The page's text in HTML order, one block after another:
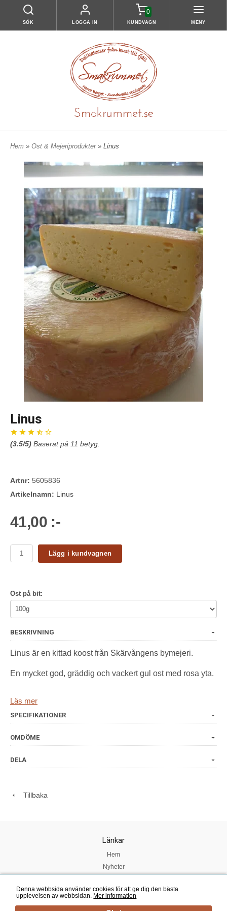
Denna webbsida använder cookies för att ge dig den bästa
upplevelsen av webbsidan. Mer information
SÖK LOGGA IN
0
KUNDVAGN MENY
Hem » Ost & Mejeriprodukter » Linus
Linus
(3.5/5) Baserat på 11 betyg.
Artnr: 5605836
Artikelnamn: Linus
41,00 :-
Lägg i kundvagnen
Ost på bit:
BESKRIVNING
Linus är en kittad koost från Skärvångens bymejeri.
En mycket god, gräddig och vackert gul ost med rosa yta.
"Mjuk och halvmjuk kittost"
Vikt 100g-500g
Ingredienser: Pastöriseradkomjölk,syrakultur, löpe, salt.
Läs mer
SPECIFIKATIONER
OMDÖME
DELA
Tillbaka
Länkar
Hem
Nyheter
Köpvillkor